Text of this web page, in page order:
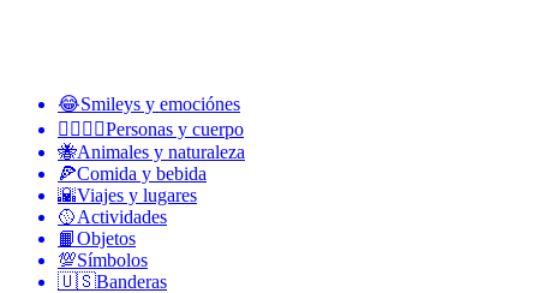
😂Smileys y emociónes
👩‍❤️‍💋‍👨Personas y cuerpo
🐝Animales y naturaleza
🍕Comida y bebida
🌇Viajes y lugares
🥎Actividades
📙Objetos
💯Símbolos
🇺🇸Banderas